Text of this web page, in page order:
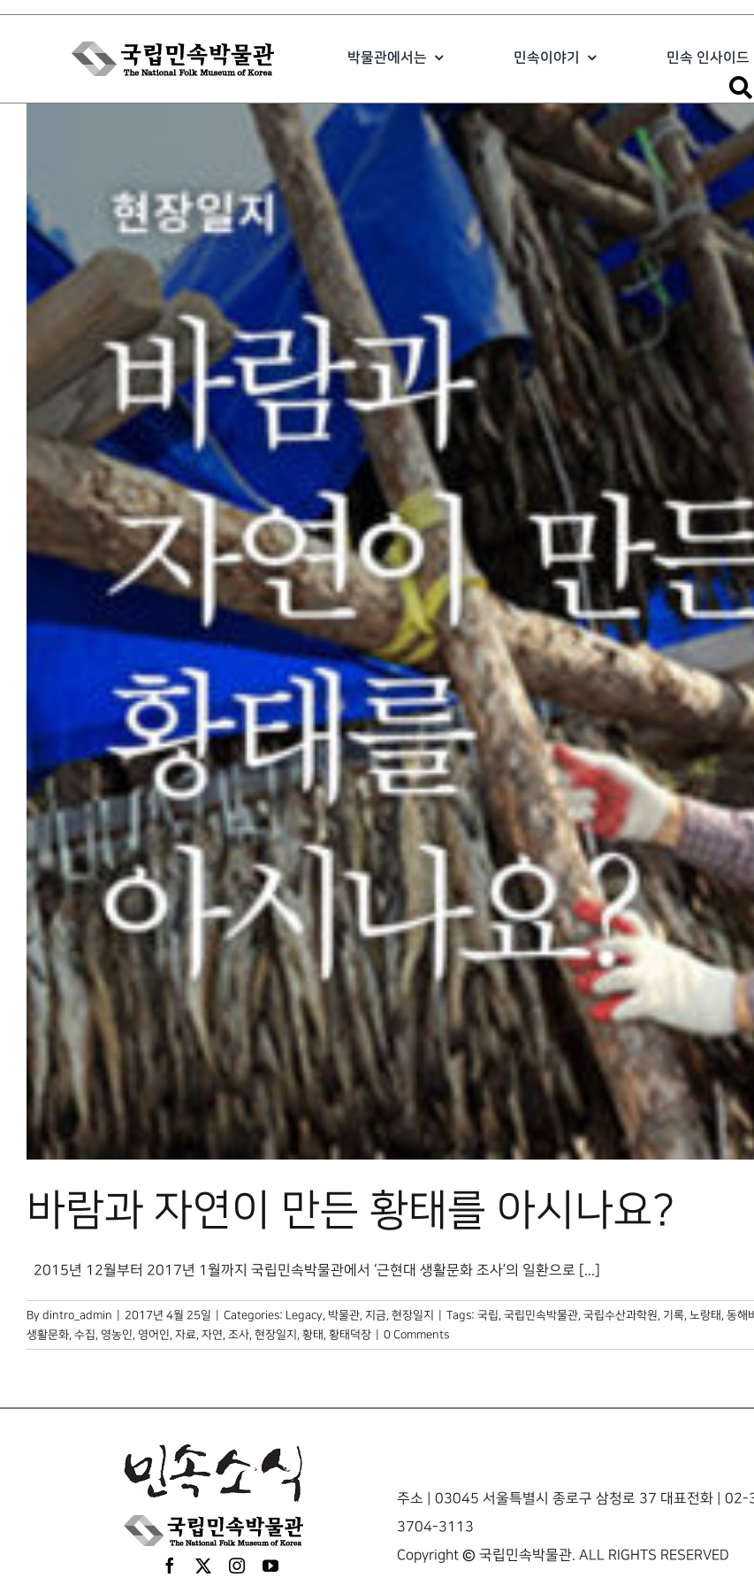
Skip
박물관에서는 민속이야기 민속 인사이드
바람과 자연이 만든 황태를 아시나요?
2015년 12월부터 2017년 1월까지 국립민속박물관에서 ‘근현대 생활문화 조사’의 일환으로 [...]
By dintro_admin 2017년 4월 25일 Categories: Legacy, 박물관, 지금, 현장일지 Tags: 국립, 국립민속박물관, 국립수산과학원, 기록, 노랑태 , 동해
생활문화, 수집, 영농인, 영어인, 자료, 자연, 조사, 현장일지 , 황태 , 황태덕장 0 Comments
주소 | 03045 서울특별시 종로구 삼청로 37 대표전화 |
3704-3113
Copyright © 국립민속박물관. ALL RIGHTS RESERVED